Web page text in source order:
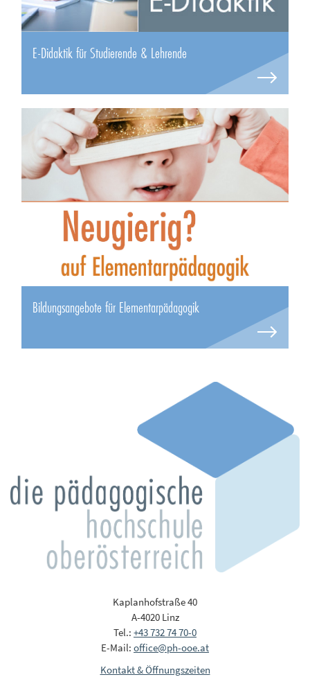
E-Didaktik für Studierende & Lehrende
Bildungsangebote für Elementarpädagogik
Kaplanhofstraße 40
A-4020 Linz
Tel.: +43 732 74 70-0
E-Mail: office@ph-ooe.at
Kontakt & Öffnungszeiten